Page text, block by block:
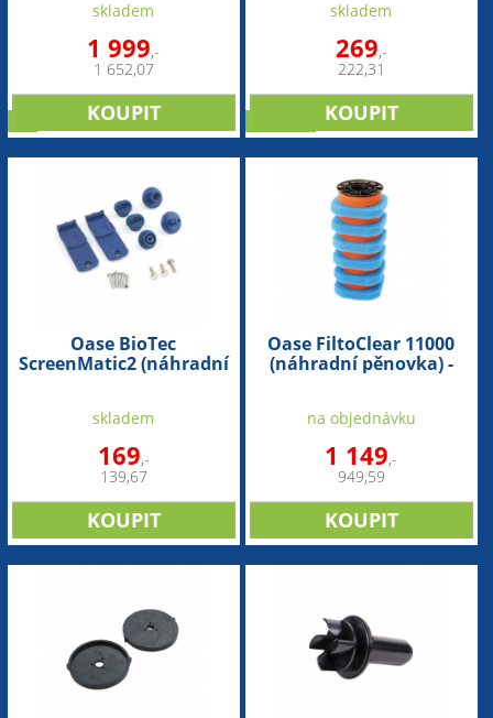
skladem
1 999,-
1 652,07
skladem
269,-
222,31
Oase BioTec
ScreenMatic2 (náhradní
skladem
169,-
139,67
Oase FiltoClear 11000
(náhradní pěnovka) -
na objednávku
1 149,-
949,59